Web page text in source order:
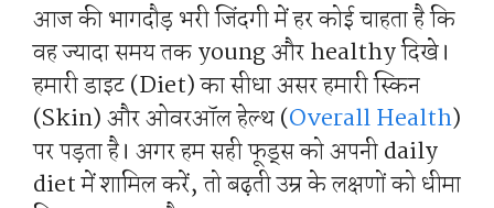
आज की भागदौड़ भरी जिंदगी में हर कोई चाहता है कि
वह ज्यादा समय तक young और healthy दिखे।
हमारी डाइट (Diet) का सीधा असर हमारी स्किन
(Skin) और ओवरऑल हेल्थ (Overall Health)
पर पड़ता है। अगर हम सही फूड्स को अपनी daily
diet में शामिल करें, तो बढ़ती उम्र के लक्षणों को धीमा